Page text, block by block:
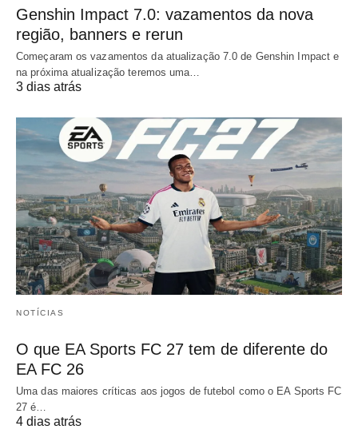
Genshin Impact 7.0: vazamentos da nova
região, banners e rerun
Começaram os vazamentos da atualização 7.0 de Genshin Impact e
na próxima atualização teremos uma…
3 dias atrás
NOTÍCIAS
O que EA Sports FC 27 tem de diferente do
EA FC 26
Uma das maiores críticas aos jogos de futebol como o EA Sports FC
27 é…
4 dias atrás